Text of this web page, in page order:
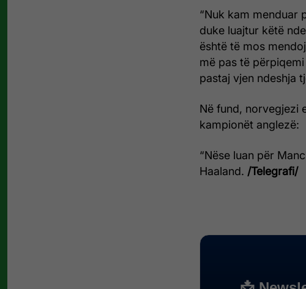
“Nuk kam menduar
duke luajtur këtë
është të mos
më pas të
pastaj vjen ndeshja
Në fund, norvegjezi
kampionët anglezë:
“Nëse luan për
Haaland. /Telegrafi/